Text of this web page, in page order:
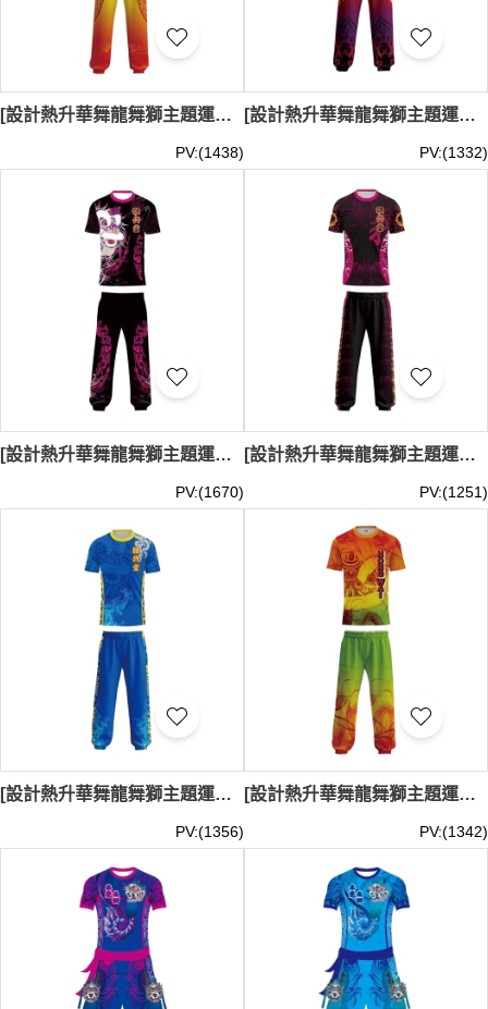
[設計熱升華舞龍舞獅主題運動服套裝]｜金黃色和紅色為主色調的舞獅表演服｜下身的長褲以金黃色為基調｜腰部採用紅色鬆緊帶設計｜從褲腳逐漸過渡至紅色｜舞龍舞獅表演、文化表演、節慶活動｜LDS031
PV:(1438)
[設計熱升華舞龍舞獅主題運動服套裝]｜紅色和紫色為主色調的舞獅表演服｜下身的長褲以紅色為主｜褲腳採用鬆緊處理｜舞龍舞獅表演、文化表演、節慶活動｜LDS030
PV:(1332)
[設計熱升華舞龍舞獅主題運動服套裝]｜黑色為主基調的舞獅表演服｜長褲延續了黑色主色調｜搭配紫紅色和白色細節｜褲腳採用鬆緊處理｜褲子兩側有紫紅色設計｜舞龍舞獅表演、文化表演、節慶活動｜LDS029
PV:(1670)
[設計熱升華舞龍舞獅主題運動服套裝]｜黑色為主色調的舞獅表演服｜下身的長褲亦以黑色為主｜搭配紫紅色和金黃色細節｜褲腳採用鬆緊處理｜舞龍舞獅表演、文化表演、節慶活動｜LDS028
PV:(1251)
[設計熱升華舞龍舞獅主題運動服套裝]｜深藍色為主色調的舞獅表演服｜下身的長褲同樣以藍色為主｜搭配流動感的水紋圖案｜褲腳鬆緊設計｜舞龍舞獅表演、文化表演、節慶活動｜LDS027
PV:(1356)
[設計熱升華舞龍舞獅主題運動服套裝]｜漸變式的紅、橙、黃、綠作為主色調｜下身的長褲以綠色為主漸變紅色搭配｜舞龍舞獅表演、文化表演、節慶活動｜LDS026
PV:(1342)